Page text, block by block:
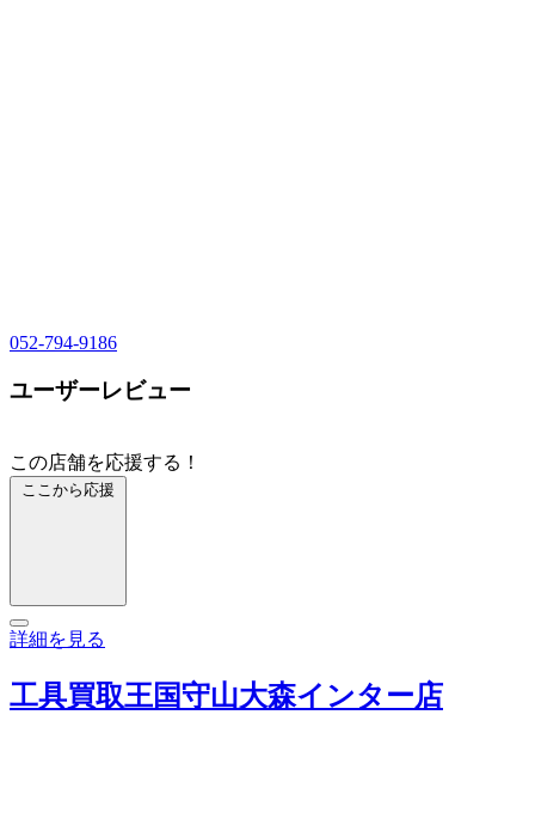
052-794-9186
ユーザーレビュー
この店舗を応援する！
ここから応援
詳細を見る
工具買取王国守山大森インター店